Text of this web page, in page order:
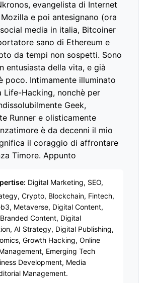
evangelista di Internet
e poi antesignano (ora
media in italia, Bitcoiner
sano di Ethereum e
da tempi non sospetti. Sono
entusiasta della vita, e già
poco. Intimamente illuminato
Life-Hacking, nonchè per
Geek,
Runner e olisticamente
è da decenni il mio
il coraggio di affrontare
Timore. Appunto
Digital Marketing, SEO,
Crypto, Blockchain, Fintech,
Metaverse, Digital Content,
Content, Digital
AI Strategy, Digital Publishing,
Growth Hacking, Online
Emerging Tech
Development, Media
Management.